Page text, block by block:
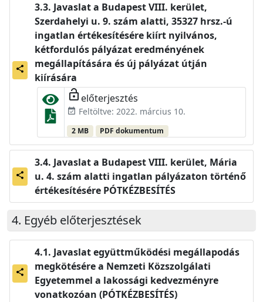
share
Javaslat a Budapest VIII. kerület,
Szerdahelyi u. 9. szám alatti, 35327 hrsz.-ú
ingatlan értékesítésére kiírt nyilvános,
kétfordulós pályázat eredményének
megállapítására és új pályázat útján
kiírására
lock_open előterjesztés
event_available Feltöltve: 2022. március 10.
2 MB PDF dokumentum
share
Javaslat a Budapest VIII. kerület, Mária
u. 4. szám alatti ingatlan pályázaton történő
értékesítésére PÓTKÉZBESÍTÉS
Egyéb előterjesztések
share
Javaslat együttműködési megállapodás
megkötésére a Nemzeti Közszolgálati
Egyetemmel a lakossági kedvezményre
vonatkozóan (PÓTKÉZBESÍTÉS)